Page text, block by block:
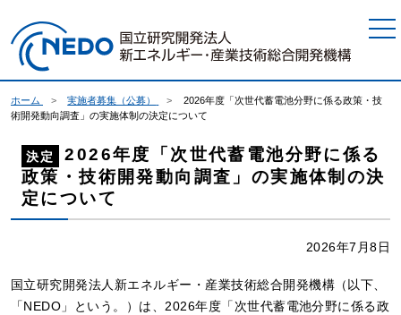
ホーム 実施者募集（公募）
2026年度「次世代蓄電池分野に係る政策・技
術開発動向調査」の実施体制の決定について
決定
2026年度「次世代蓄電池分野に係る
政策・技術開発動向調査」の実施体制の決
定について
2026年7月8日
国立研究開発法人新エネルギー・産業技術総合開発機構（以下、
「NEDO」という。）は、2026年度「次世代蓄電池分野に係る政